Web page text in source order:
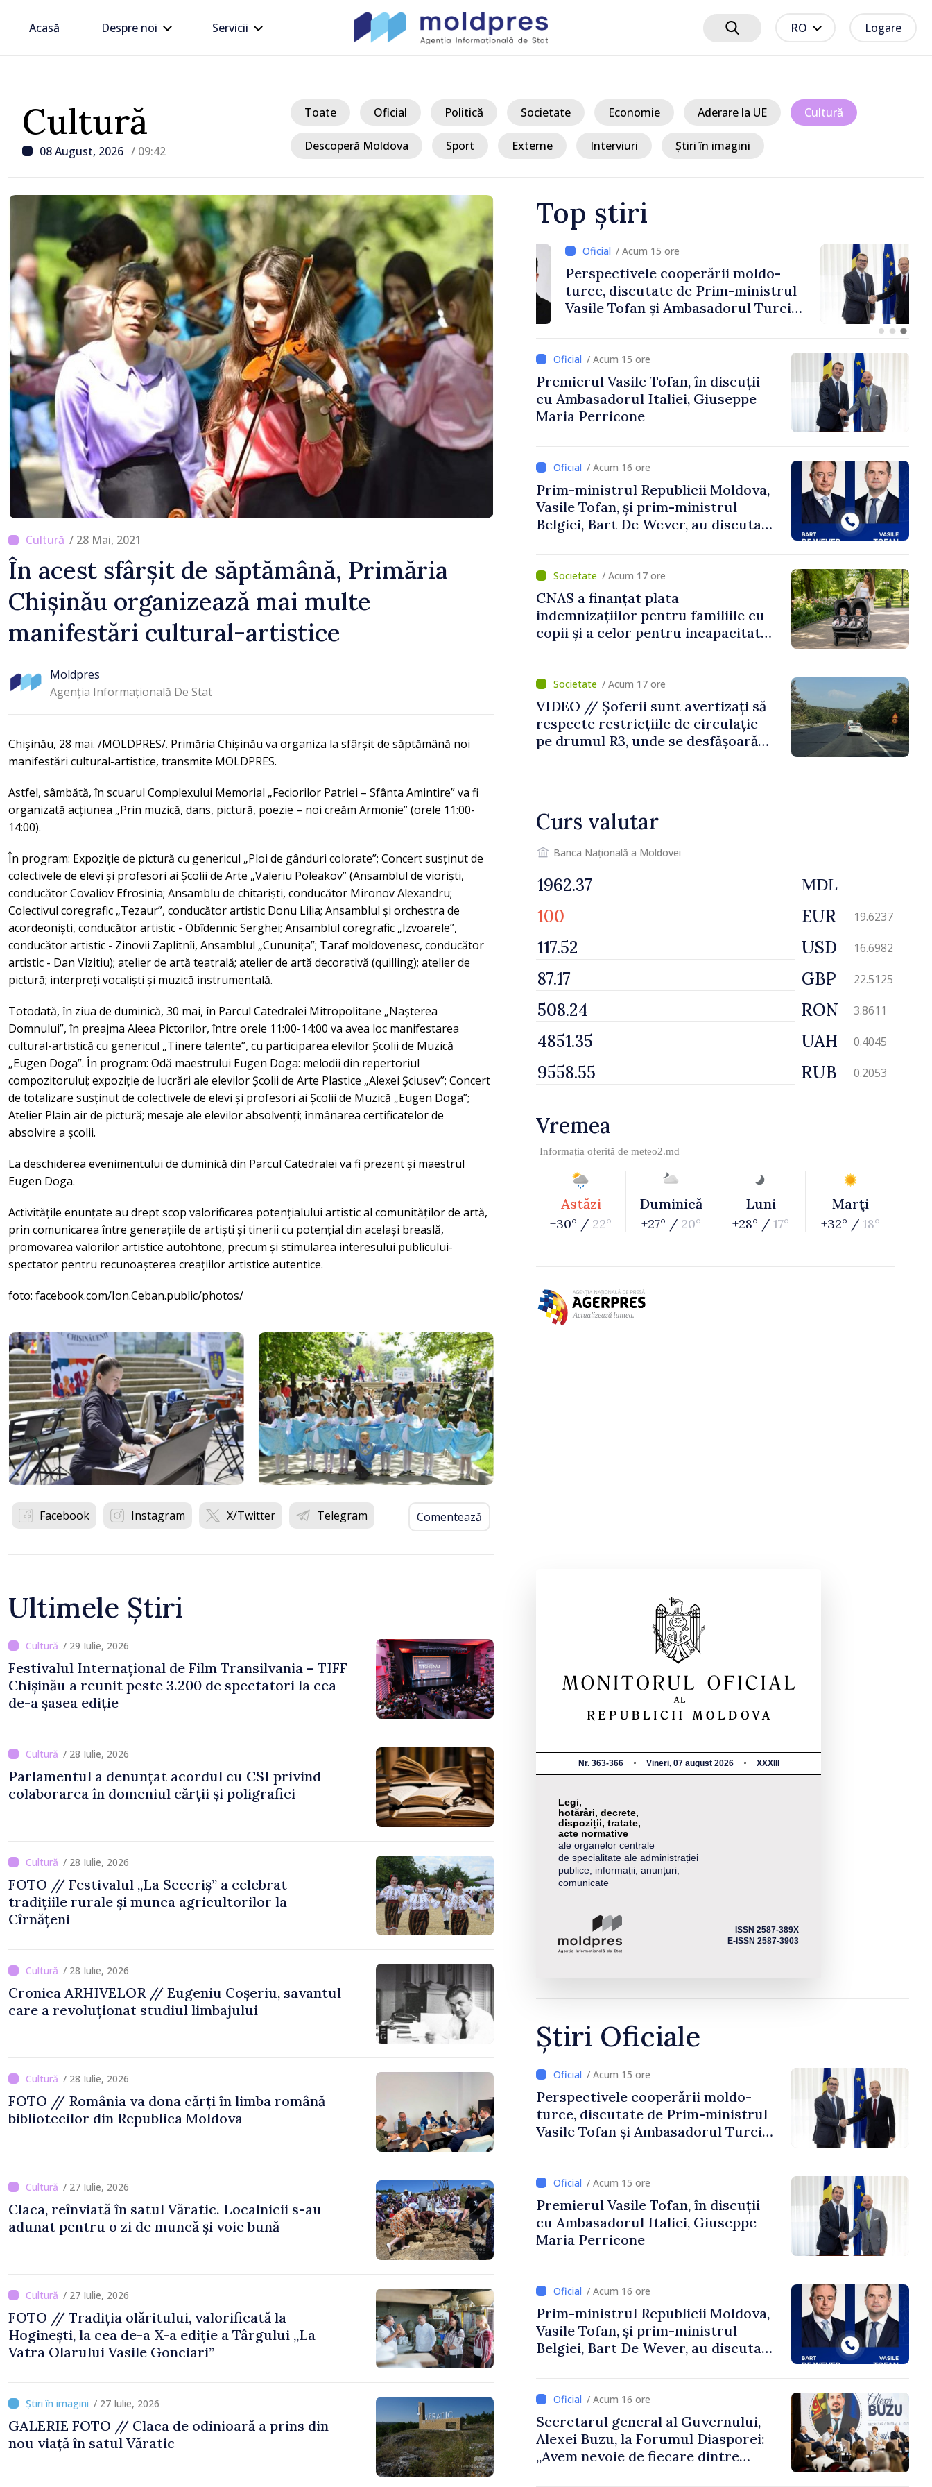
Acasă Despre noi Servicii RO Logare
Cultură
08 August, 2026 / 09:42
Toate Oficial Politică Societate Economie Aderare la UE Cultură
Descoperă Moldova Sport Externe Interviuri Știri în imagini
/ 28 Mai, 2021
În acest sfârșit de săptămână, Primăria
Chișinău organizează mai multe
manifestări cultural-artistice
Moldpres
Agenția Informațională De Stat
Chişinău, 28 mai. /MOLDPRES/. Primăria Chișinău va organiza la sfârșit de săptămână noi
manifestări cultural-artistice, transmite MOLDPRES.
Astfel, sâmbătă, în scuarul Complexului Memorial „Feciorilor Patriei – Sfânta Amintire” va fi
organizată acțiunea „Prin muzică, dans, pictură, poezie – noi creăm Armonie” (orele 11:00-
14:00).
În program: Expoziție de pictură cu genericul „Ploi de gânduri colorate”; Concert susținut de
colectivele de elevi și profesori ai Școlii de Arte „Valeriu Poleakov” (Ansamblul de vioriști,
conducător Covaliov Efrosinia; Ansamblu de chitariști, conducător Mironov Alexandru;
Colectivul coregrafic „Tezaur”, conducător artistic Donu Lilia; Ansamblul și orchestra de
acordeoniști, conducător artistic - Obîdennic Serghei; Ansamblul coregrafic „Izvoarele”,
conducător artistic - Zinovii Zaplitnîi, Ansamblul „Cununița”; Taraf moldovenesc, conducător
artistic - Dan Vizitiu); atelier de artă teatrală; atelier de artă decorativă (quilling); atelier de
pictură; interpreți vocaliști și muzică instrumentală.
Totodată, în ziua de duminică, 30 mai, în Parcul Catedralei Mitropolitane „Nașterea
Domnului”, în preajma Aleea Pictorilor, între orele 11:00-14:00 va avea loc manifestarea
cultural-artistică cu genericul „Tinere talente”, cu participarea elevilor Școlii de Muzică
„Eugen Doga”. În program: Odă maestrului Eugen Doga: melodii din repertoriul
compozitorului; expoziție de lucrări ale elevilor Școlii de Arte Plastice „Alexei Șciusev”; Concert
de totalizare susținut de colectivele de elevi și profesori ai Școlii de Muzică „Eugen Doga”;
Atelier Plain air de pictură; mesaje ale elevilor absolvenți; înmânarea certificatelor de
absolvire a școlii.
La deschiderea evenimentului de duminică din Parcul Catedralei va fi prezent și maestrul
Eugen Doga.
Activitățile enunțate au drept scop valorificarea potențialului artistic al comunităților de artă,
prin comunicarea între generațiile de artiști și tinerii cu potențial din același breaslă,
promovarea valorilor artistice autohtone, precum și stimularea interesului publicului-
spectator pentru recunoașterea creațiilor artistice autentice.
foto: facebook.com/Ion.Ceban.public/photos/
Facebook Instagram X/Twitter Telegram Comentează
Ultimele Știri
/ 29 Iulie, 2026
Festivalul Internațional de Film Transilvania – TIFF
Chișinău a reunit peste 3.200 de spectatori la cea
de-a șasea ediție
/ 28 Iulie, 2026
Parlamentul a denunțat acordul cu CSI privind
colaborarea în domeniul cărții și poligrafiei
/ 28 Iulie, 2026
FOTO // Festivalul „La Seceriș” a celebrat
tradițiile rurale și munca agricultorilor la
Cîrnățeni
/ 28 Iulie, 2026
Cronica ARHIVELOR // Eugeniu Coșeriu, savantul
care a revoluționat studiul limbajului
/ 28 Iulie, 2026
FOTO // România va dona cărți în limba română
bibliotecilor din Republica Moldova
/ 27 Iulie, 2026
Claca, reînviată în satul Văratic. Localnicii s-au
adunat pentru o zi de muncă și voie bună
/ 27 Iulie, 2026
FOTO // Tradiția olăritului, valorificată la
Hoginești, la cea de-a X-a ediție a Târgului „La
Vatra Olarului Vasile Gonciari”
/ 27 Iulie, 2026
GALERIE FOTO // Claca de odinioară a prins din
nou viață în satul Văratic
Top știri
/ Acum 13 ore
Zelenski a ajuns în Serbia, în prima
sa vizită în acest stat aliat
tradițional al Rusiei după 2022
/ Acum 15 ore
Perspectivele cooperării moldo-
turce, discutate de Prim-ministrul
Vasile Tofan și Ambasadorul Turciei,
Uygar Mustafa Sertel
/ Acum 15 ore
Premierul Vasile Tofan, în discuții
cu Ambasadorul Italiei, Giuseppe
Maria Perricone
/ Acum 16 ore
Prim-ministrul Republicii Moldova,
Vasile Tofan, și prim-ministrul
Belgiei, Bart De Wever, au discutat
/ Acum 17 ore
CNAS a finanțat plata
indemnizațiilor pentru familiile cu
copii și a celor pentru incapacitate
/ Acum 17 ore
VIDEO // Șoferii sunt avertizați să
respecte restricțiile de circulație
pe drumul R3, unde se desfășoară
Curs valutar
Banca Națională a Moldovei
MDL
EUR 19.6237
USD 16.6982
GBP 22.5125
RON 3.8611
UAH 0.4045
RUB 0.2053
Vremea
Informația oferită de meteo2.md
Astăzi
+30° / 22°
Duminică
+27° / 20°
Luni
+28° / 17°
Marţi
+32° / 18°
Nr. 363-366 Vineri, 07 august 2026 XXXIII
Legi,
hotărâri, decrete,
dispoziții, tratate,
acte normative
ale organelor centrale
de specialitate ale administrației
publice, informații, anunțuri,
comunicate
ISSN 2587-389X
E-ISSN 2587-3903
Știri Oficiale
/ Acum 15 ore
Perspectivele cooperării moldo-
turce, discutate de Prim-ministrul
Vasile Tofan și Ambasadorul Turciei,
/ Acum 15 ore
Premierul Vasile Tofan, în discuții
cu Ambasadorul Italiei, Giuseppe
Maria Perricone
/ Acum 16 ore
Prim-ministrul Republicii Moldova,
Vasile Tofan, și prim-ministrul
Belgiei, Bart De Wever, au discutat
/ Acum 16 ore
Secretarul general al Guvernului,
Alexei Buzu, la Forumul Diasporei:
„Avem nevoie de fiecare dintre